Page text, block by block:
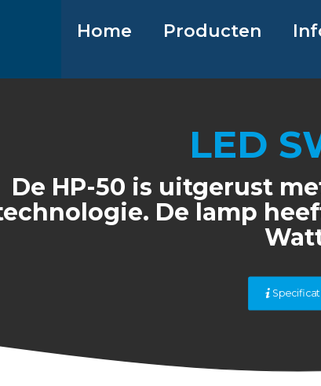
Home Producten
LED
De HP-50 is uitgerust
De lamp